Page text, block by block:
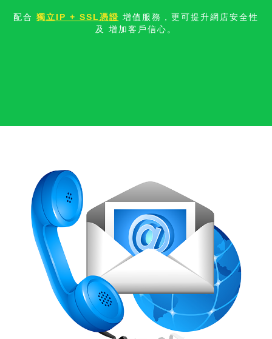
配合 獨立IP + SSL憑證 增值服務，更可提升網店安全性
及 增加客戶信心。